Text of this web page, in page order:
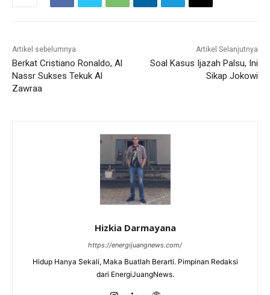
Artikel sebelumnya
Berkat Cristiano Ronaldo, Al
Nassr Sukses Tekuk Al
Zawraa
Artikel Selanjutnya
Soal Kasus Ijazah Palsu, Ini
Sikap Jokowi
Hizkia Darmayana
https://energijuangnews.com/
Hidup Hanya Sekali, Maka Buatlah Berarti. Pimpinan Redaksi
dari EnergiJuangNews.